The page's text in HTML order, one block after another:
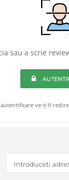
sau a scrie
ve-ți fi